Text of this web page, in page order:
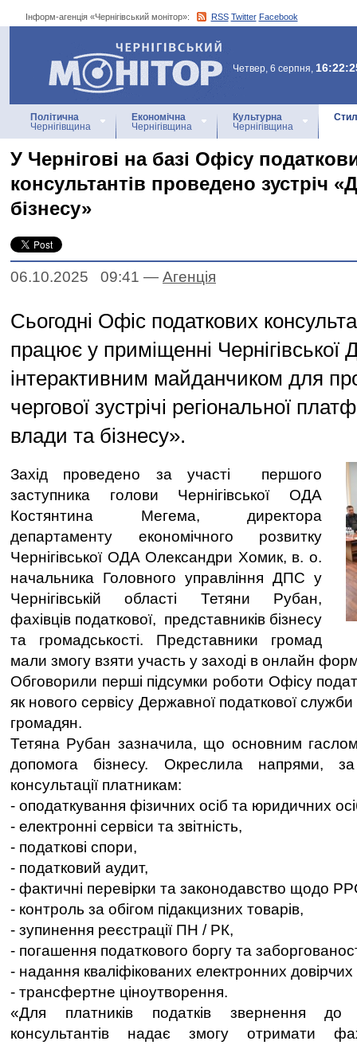
Інформ-агенція «Чернігівський монітор»: RSS Twitter Facebook
Інформ-агенція
«Чернігівський монітор»
Четвер, 6 серпня,
Політична
Чернігівщина
Економічна
Чернігівщина
Культурна
Чернігівщина
У Чернігові на базі Офісу
консультантів проведено зустріч
бізнесу»
06.10.2025 09:41 — Агенцiя
Сьогодні Офіс податкових
працює у приміщенні Чернігівської
інтерактивним майданчиком для
чергової зустрічі регіональної
влади та бізнесу».
Захід проведено за участі першого
заступника голови Чернігівської ОДА
Костянтина Мегема, директора
департаменту економічного розвитку
Чернігівської ОДА Олександри Хомик, в. о.
начальника Головного управління ДПС у
Чернігівській області Тетяни Рубан,
фахівців податкової, представників бізнесу
та громадськості. Представники громад
мали змогу взяти участь у заході в онлайн
Обговорили перші підсумки роботи Офісу
як нового сервісу Державної податкової служби
громадян.
Тетяна Рубан зазначила, що основним
допомога бізнесу. Окреслила напрями,
консультації платникам:
- оподаткування фізичних осіб та юридичних
- електронні сервіси та звітність,
- податкові спори,
- податковий аудит,
- фактичні перевірки та законодавство щодо
- контроль за обігом підакцизних товарів,
- зупинення реєстрації ПН / РК,
- погашення податкового боргу та
- надання кваліфікованих електронних
- трансфертне ціноутворення.
«Для платників податків звернення до
консультантів надає змогу отримати